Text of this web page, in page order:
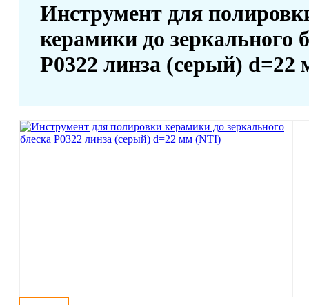
Инструмент для
керамики до зеркального
Р0322 линза (серый)